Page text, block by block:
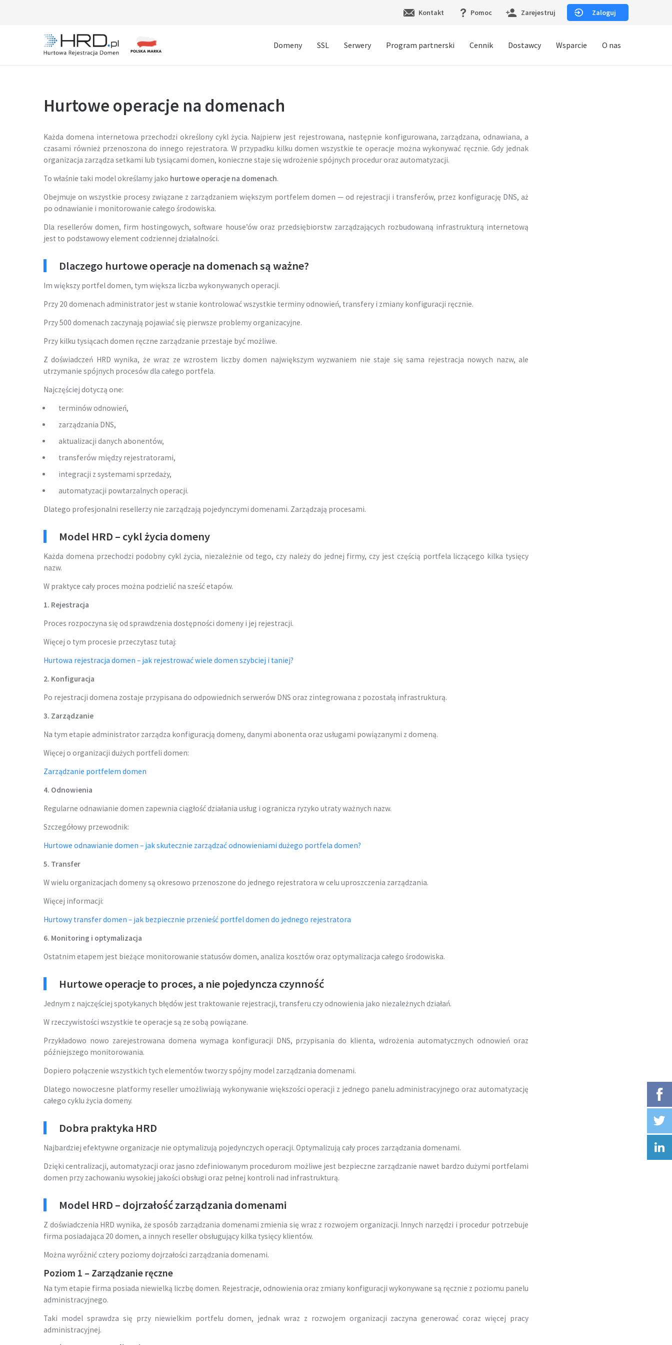
Kontakt Pomoc Zarejestruj Zaloguj
HRD.pl – Hurtowa Rejestracja Domen Domeny SSL Serwery Program partnerski Cennik Dostawcy Wsparcie O nas
Hurtowe operacje na domenach
Każda domena internetowa przechodzi określony cykl życia. Najpierw jest rejestrowana, następnie konfigurowana, zarządzana, odnawiana, a
czasami również przenoszona do innego rejestratora. W przypadku kilku domen wszystkie te operacje można wykonywać ręcznie. Gdy jednak
organizacja zarządza setkami lub tysiącami domen, konieczne staje się wdrożenie spójnych procedur oraz automatyzacji.
To właśnie taki model określamy jako hurtowe operacje na domenach.
Obejmuje on wszystkie procesy związane z zarządzaniem większym portfelem domen — od rejestracji i transferów, przez konfigurację DNS, aż
po odnawianie i monitorowanie całego środowiska.
Dla resellerów domen, firm hostingowych, software house’ów oraz przedsiębiorstw zarządzających rozbudowaną infrastrukturą internetową
jest to podstawowy element codziennej działalności.
Dlaczego hurtowe operacje na domenach są ważne?
Im większy portfel domen, tym większa liczba wykonywanych operacji.
Przy 20 domenach administrator jest w stanie kontrolować wszystkie terminy odnowień, transfery i zmiany konfiguracji ręcznie.
Przy 500 domenach zaczynają pojawiać się pierwsze problemy organizacyjne.
Przy kilku tysiącach domen ręczne zarządzanie przestaje być możliwe.
Z doświadczeń HRD wynika, że wraz ze wzrostem liczby domen największym wyzwaniem nie staje się sama rejestracja nowych nazw, ale
utrzymanie spójnych procesów dla całego portfela.
Najczęściej dotyczą one:
terminów odnowień,
zarządzania DNS,
aktualizacji danych abonentów,
transferów między rejestratorami,
integracji z systemami sprzedaży,
automatyzacji powtarzalnych operacji.
Dlatego profesjonalni resellerzy nie zarządzają pojedynczymi domenami. Zarządzają procesami.
Model HRD – cykl życia domeny
Każda domena przechodzi podobny cykl życia, niezależnie od tego, czy należy do jednej firmy, czy jest częścią portfela liczącego kilka tysięcy
nazw.
W praktyce cały proces można podzielić na sześć etapów.
1. Rejestracja
Proces rozpoczyna się od sprawdzenia dostępności domeny i jej rejestracji.
Więcej o tym procesie przeczytasz tutaj:
Hurtowa rejestracja domen – jak rejestrować wiele domen szybciej i taniej?
2. Konfiguracja
Po rejestracji domena zostaje przypisana do odpowiednich serwerów DNS oraz zintegrowana z pozostałą infrastrukturą.
3. Zarządzanie
Na tym etapie administrator zarządza konfiguracją domeny, danymi abonenta oraz usługami powiązanymi z domeną.
Więcej o organizacji dużych portfeli domen:
Zarządzanie portfelem domen
4. Odnowienia
Regularne odnawianie domen zapewnia ciągłość działania usług i ogranicza ryzyko utraty ważnych nazw.
Szczegółowy przewodnik:
Hurtowe odnawianie domen – jak skutecznie zarządzać odnowieniami dużego portfela domen?
5. Transfer
W wielu organizacjach domeny są okresowo przenoszone do jednego rejestratora w celu uproszczenia zarządzania.
Więcej informacji:
Hurtowy transfer domen – jak bezpiecznie przenieść portfel domen do jednego rejestratora
6. Monitoring i optymalizacja
Ostatnim etapem jest bieżące monitorowanie statusów domen, analiza kosztów oraz optymalizacja całego środowiska.
Hurtowe operacje to proces, a nie pojedyncza czynność
Jednym z najczęściej spotykanych błędów jest traktowanie rejestracji, transferu czy odnowienia jako niezależnych działań.
W rzeczywistości wszystkie te operacje są ze sobą powiązane.
Przykładowo nowo zarejestrowana domena wymaga konfiguracji DNS, przypisania do klienta, wdrożenia automatycznych odnowień oraz
późniejszego monitorowania.
Dopiero połączenie wszystkich tych elementów tworzy spójny model zarządzania domenami.
Dlatego nowoczesne platformy reseller umożliwiają wykonywanie większości operacji z jednego panelu administracyjnego oraz automatyzację
całego cyklu życia domeny.
Dobra praktyka HRD
Najbardziej efektywne organizacje nie optymalizują pojedynczych operacji. Optymalizują cały proces zarządzania domenami.
Dzięki centralizacji, automatyzacji oraz jasno zdefiniowanym procedurom możliwe jest bezpieczne zarządzanie nawet bardzo dużymi portfelami
domen przy zachowaniu wysokiej jakości obsługi oraz pełnej kontroli nad infrastrukturą.
Model HRD – dojrzałość zarządzania domenami
Z doświadczenia HRD wynika, że sposób zarządzania domenami zmienia się wraz z rozwojem organizacji. Innych narzędzi i procedur potrzebuje
firma posiadająca 20 domen, a innych reseller obsługujący kilka tysięcy klientów.
Można wyróżnić cztery poziomy dojrzałości zarządzania domenami.
Poziom 1 – Zarządzanie ręczne
Na tym etapie firma posiada niewielką liczbę domen. Rejestracje, odnowienia oraz zmiany konfiguracji wykonywane są ręcznie z poziomu panelu
administracyjnego.
Taki model sprawdza się przy niewielkim portfelu domen, jednak wraz z rozwojem organizacji zaczyna generować coraz więcej pracy
administracyjnej.